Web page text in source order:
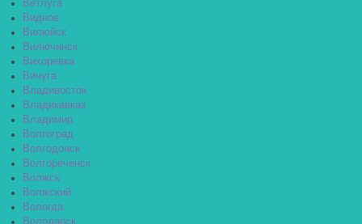
Ветлуга
Видное
Вилюйск
Вилючинск
Вихоревка
Вичуга
Владивосток
Владикавказ
Владимир
Волгоград
Волгодонск
Волгореченск
Волжск
Волжский
Вологда
Володарск